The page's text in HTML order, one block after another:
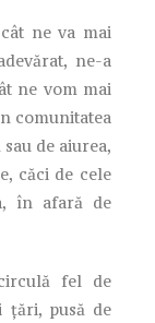
ne va mai
ne-a
ne vom mai
comunitatea
de aiurea,
căci de cele
în afară de
fel de
țări, pusă de